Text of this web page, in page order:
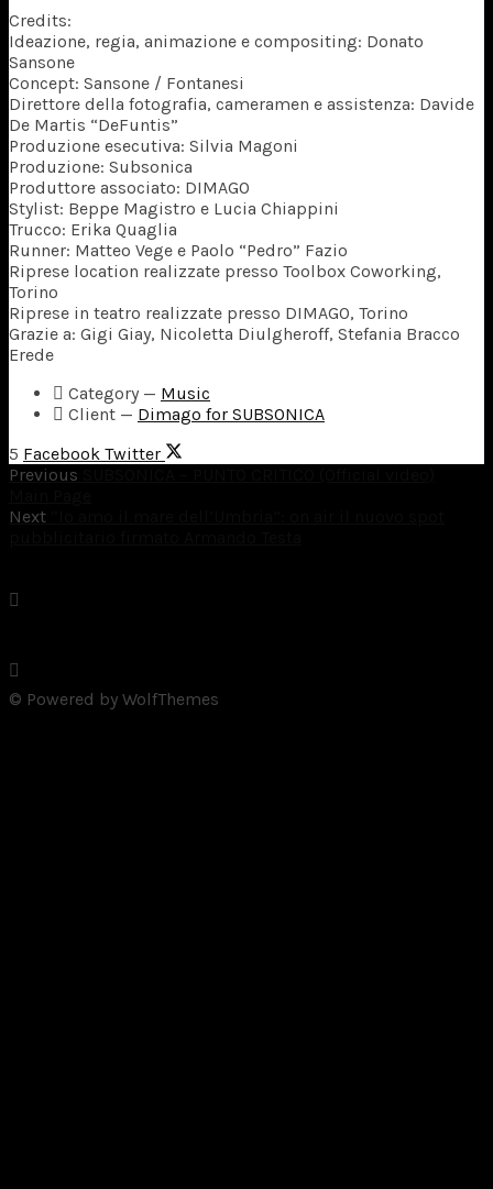
Credits:
Ideazione, regia, animazione e compositing: Donato
Sansone
Concept: Sansone / Fontanesi
Direttore della fotografia, cameramen e assistenza: Davide
De Martis “DeFuntis”
Produzione esecutiva: Silvia Magoni
Produzione: Subsonica
Produttore associato: DIMAGO
Stylist: Beppe Magistro e Lucia Chiappini
Trucco: Erika Quaglia
Runner: Matteo Vege e Paolo “Pedro” Fazio
Riprese location realizzate presso Toolbox Coworking,
Torino
Riprese in teatro realizzate presso DIMAGO, Torino
Grazie a: Gigi Giay, Nicoletta Diulgheroff, Stefania Bracco
Erede
Category — Music
Client — Dimago for SUBSONICA
5 Facebook Twitter
Previous
Next
© Powered by WolfThemes